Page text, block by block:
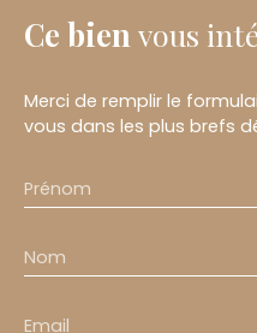
Ce bien vous
Merci de remplir le
vous dans les plus brefs
Prénom
Nom
Email